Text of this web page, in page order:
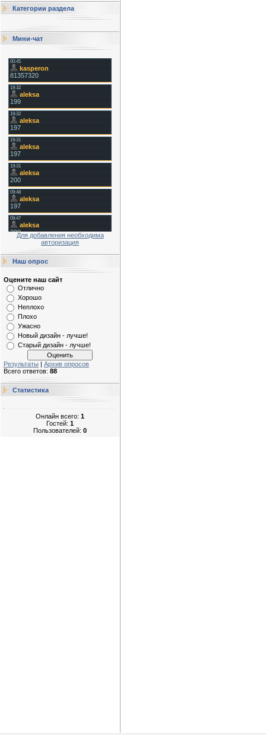
Категории раздела
Мини-чат
Для добавления необходима
авторизация
Наш опрос
Оцените наш сайт
Отлично
Хорошо
Неплохо
Плохо
Ужасно
Новый дизайн - лучше!
Старый дизайн - лучше!
Результаты | Архив опросов
Всего ответов: 88
Статистика
Онлайн всего: 1
Гостей: 1
Пользователей: 0